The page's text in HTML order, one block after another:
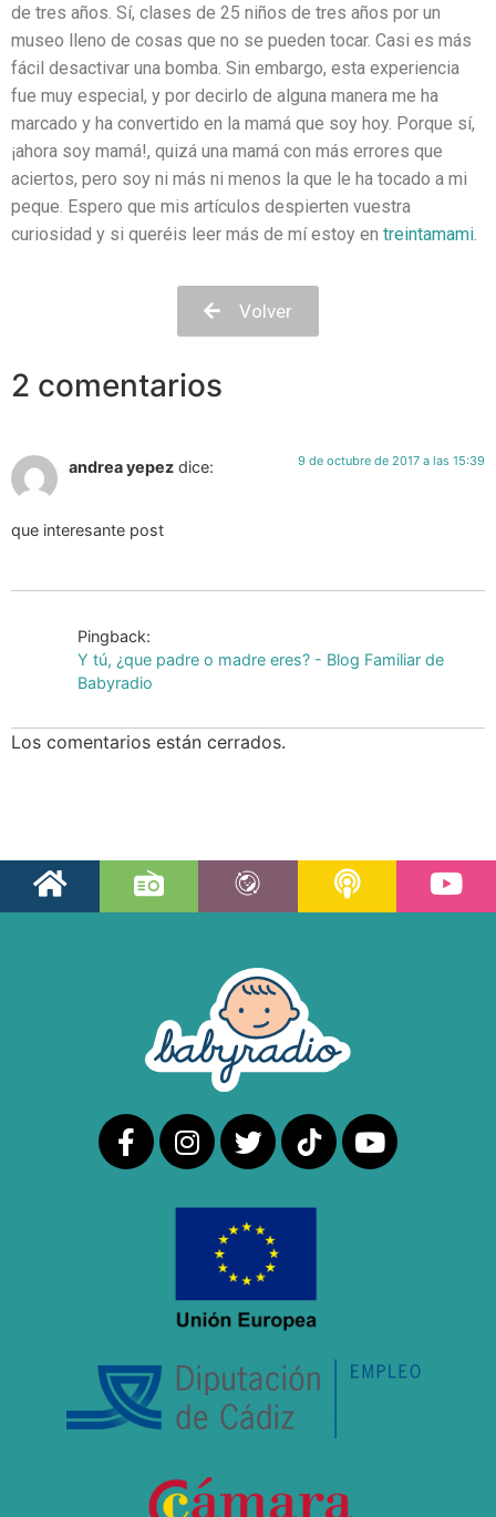
de tres años. Sí, clases de 25 niños de tres años por un
museo lleno de cosas que no se pueden tocar. Casi es más
fácil desactivar una bomba. Sin embargo, esta experiencia
fue muy especial, y por decirlo de alguna manera me ha
marcado y ha convertido en la mamá que soy hoy. Porque sí,
¡ahora soy mamá!, quizá una mamá con más errores que
aciertos, pero soy ni más ni menos la que le ha tocado a mi
peque. Espero que mis artículos despierten vuestra
curiosidad y si queréis leer más de mí estoy en treintamami.
Volver
2 comentarios
andrea yepez dice: 9 de octubre de 2017 a las 15:39
que interesante post
Pingback:
Y tú, ¿que padre o madre eres? - Blog Familiar de
Babyradio
Los comentarios están cerrados.